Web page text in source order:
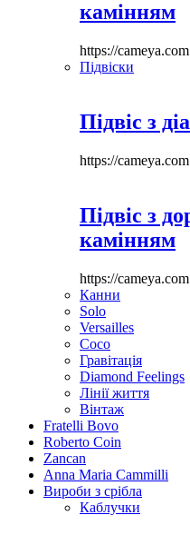
камінням
https://
Підвіски
Підвіс з
https://
Підвіс з
камінням
https://
Канни
Solo
Versailles
Coco
Гравітація
Diamond Feelings
Лінії життя
Вінтаж
Fratelli Bovo
Roberto Coin
Zancan
Anna Maria Cammilli
Вироби з срібла
Каблучки